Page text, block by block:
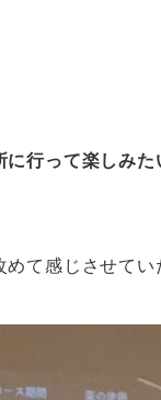
行って楽しみた
て感じさせてい